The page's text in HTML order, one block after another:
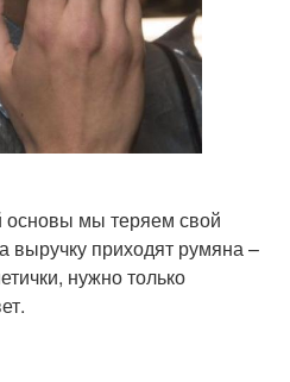
основы мы теряем свой
выручку приходят румяна –
нужно только